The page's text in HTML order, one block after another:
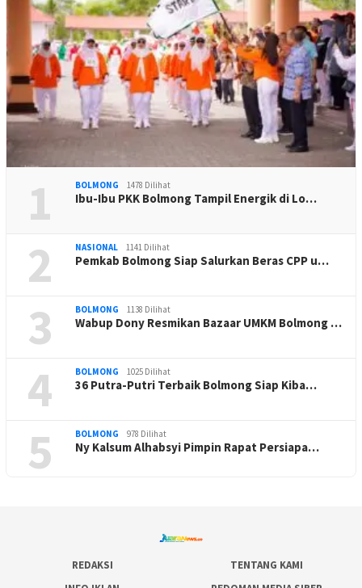
1 BOLMONG 1478 Dilihat
Ibu-Ibu PKK Bolmong Tampil Energik di Lo…
2 NASIONAL 1141 Dilihat
Pemkab Bolmong Siap Salurkan Beras CPP u…
3 BOLMONG 1138 Dilihat
Wabup Dony Resmikan Bazaar UMKM Bolmong …
4 BOLMONG 1025 Dilihat
36 Putra-Putri Terbaik Bolmong Siap Kiba…
5 BOLMONG 978 Dilihat
Ny Kalsum Alhabsyi Pimpin Rapat Persiapa…
REDAKSI
TENTANG KAMI